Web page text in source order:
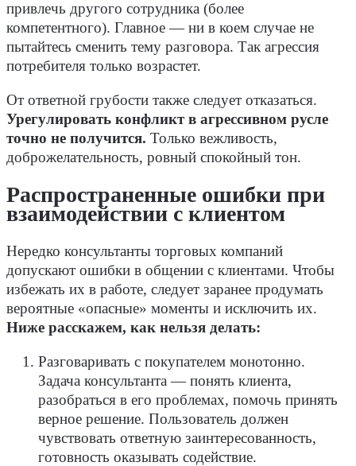
привлечь другого сотрудника (более
компетентного). Главное — ни в коем случае не
пытайтесь сменить тему разговора. Так агрессия
потребителя только возрастет.
От ответной грубости также следует отказаться.
Урегулировать конфликт в агрессивном русле
точно не получится. Только вежливость,
доброжелательность, ровный спокойный тон.
Распространенные ошибки при
взаимодействии с клиентом
Нередко консультанты торговых компаний
допускают ошибки в общении с клиентами. Чтобы
избежать их в работе, следует заранее продумать
вероятные «опасные» моменты и исключить их.
Ниже расскажем, как нельзя делать:
Разговаривать с покупателем монотонно.
Задача консультанта — понять клиента,
разобраться в его проблемах, помочь принять
верное решение. Пользователь должен
чувствовать ответную заинтересованность,
готовность оказывать содействие.